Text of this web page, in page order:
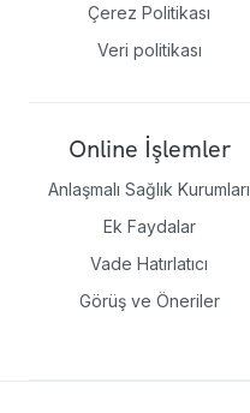
Çerez Politikası
Veri politikası
Online İşlemler
Anlaşmalı Sağlık Kurumları
Ek Faydalar
Vade Hatırlatıcı
Görüş ve Öneriler